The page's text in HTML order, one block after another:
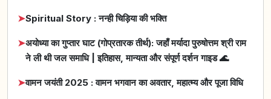
➤Spiritual Story : नन्ही चिड़िया की भक्ति
➤अयोध्या का गुप्तार घाट (गोप्रतारक तीर्थ): जहाँ मर्यादा पुरुषोत्तम श्री राम
ने ली थी जल समाधि | इतिहास, मान्यता और संपूर्ण दर्शन गाइड 🌊
➤वामन जयंती 2025 : वामन भगवान का अवतार, महात्म्य और पूजा विधि